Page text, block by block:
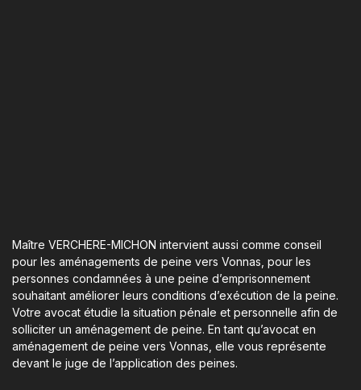
Maître VERCHERE-MICHON intervient aussi comme conseil
pour les aménagements de peine vers Vonnas, pour les
personnes condamnées à une peine d’emprisonnement
souhaitant améliorer leurs conditions d’exécution de la peine.
Votre avocat étudie la situation pénale et personnelle afin de
solliciter un aménagement de peine. En tant qu’avocat en
aménagement de peine vers Vonnas, elle vous représente
devant le juge de l’application des peines.